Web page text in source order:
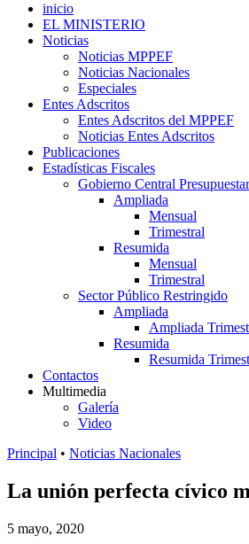
inicio
EL MINISTERIO
Noticias
Noticias MPPEF
Noticias Nacionales
Especiales
Entes Adscritos
Entes Adscritos del MPPEF
Noticias Entes Adscritos
Publicaciones
Estadísticas Fiscales
Gobierno Central
Ampliada
Mensual
Trimestral
Resumida
Mensual
Trimestral
Sector Público Restringido
Ampliada
Ampliada
Resumida
Resumida
Contactos
Multimedia
Galería
Video
Principal • Noticias Nacionales
La unión perfecta cívico
5 mayo, 2020